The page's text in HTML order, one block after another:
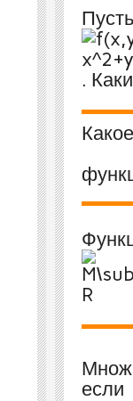
Пусть
.
если